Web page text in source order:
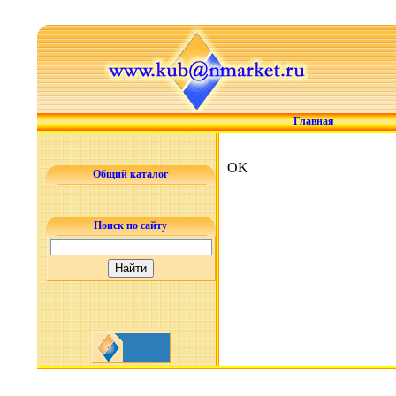
Главная
Общий каталог
Поиск по сайту
OK